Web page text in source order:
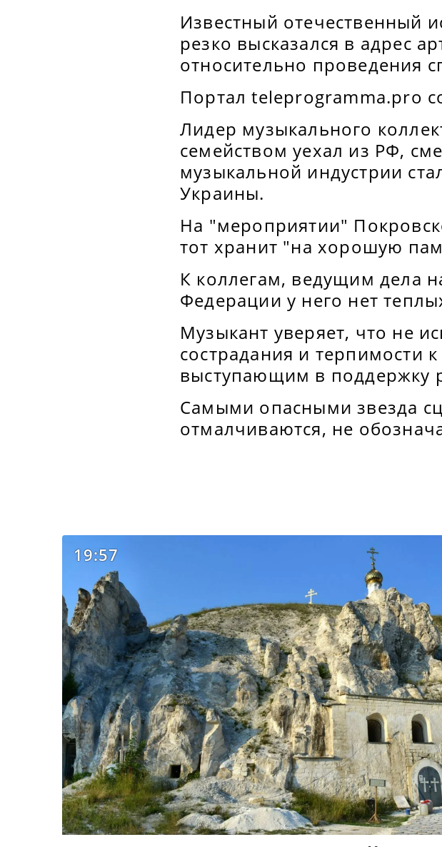
Известный отечественный
резко высказался в адрес
относительно проведения
Портал teleprogramma.pro
Лидер музыкального
семейством уехал из РФ,
музыкальной индустрии
Украины.
На "мероприятии"
тот хранит "на хорошую
К коллегам, ведущим дела
Федерации у него нет
Музыкант уверяет, что не
сострадания и терпимости
выступающим в поддержку
Самыми опасными звезда
отмалчиваются, не
19:57